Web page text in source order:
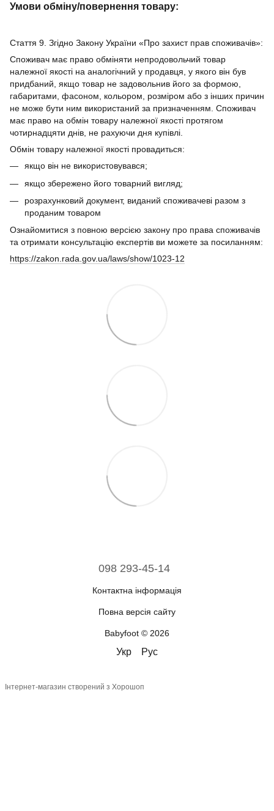
Умови обміну/повернення товару:
Стаття 9. Згідно Закону України «Про захист прав споживачів»:
Споживач має право обміняти непродовольчий товар
належної якості на аналогічний у продавця, у якого він був
придбаний, якщо товар не задовольнив його за формою,
габаритами, фасоном, кольором, розміром або з інших причин
не може бути ним використаний за призначенням. Споживач
має право на обмін товару належної якості протягом
чотирнадцяти днів, не рахуючи дня купівлі.
Обмін товару належної якості провадиться:
якщо він не використовувався;
якщо збережено його товарний вигляд;
розрахунковий документ, виданий споживачеві разом з
проданим товаром
Ознайомитися з повною версією закону про права споживачів
та отримати консультацію експертів ви можете за посиланням:
https://zakon.rada.gov.ua/laws/show/1023-12
098 293-45-14
Контактна інформація
Повна версія сайту
Babyfoot © 2026
Укр Рус
Інтернет-магазин створений з Хорошоп